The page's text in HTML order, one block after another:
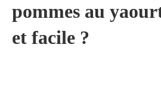
pommes au
et facile ?